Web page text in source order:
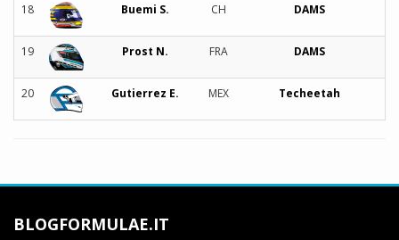
18 Buemi S. CH DAMS
19 Prost N. FRA DAMS
20 Gutierrez E. MEX Techeetah
BLOGFORMULAE.IT